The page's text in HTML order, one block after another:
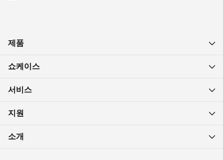
제품
쇼케이스
서비스
지원
소개